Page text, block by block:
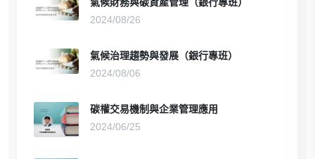
2024/08/26
氣候治理趨勢與發展（銀行專班）
2024/08/06
碳權交易機制與企業管理應用
2024/06/25